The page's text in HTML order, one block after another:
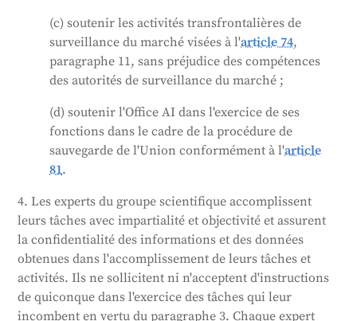
(c) soutenir les activités transfrontalières de
surveillance du marché visées à l'article 74,
paragraphe 11, sans préjudice des compétences
des autorités de surveillance du marché ;
(d) soutenir l'Office AI dans l'exercice de ses
fonctions dans le cadre de la procédure de
sauvegarde de l'Union conformément à l'article
81.
4. Les experts du groupe scientifique accomplissent
leurs tâches avec impartialité et objectivité et assurent
la confidentialité des informations et des données
obtenues dans l'accomplissement de leurs tâches et
activités. Ils ne sollicitent ni n'acceptent d'instructions
de quiconque dans l'exercice des tâches qui leur
incombent en vertu du paragraphe 3. Chaque expert